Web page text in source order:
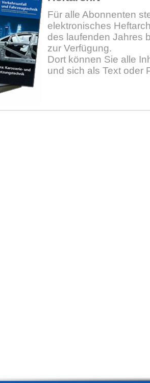
Für alle Abonnenten
elektronisches
des laufenden Jahres
zur Verfügung.
Dort können Sie alle
und sich als Text oder